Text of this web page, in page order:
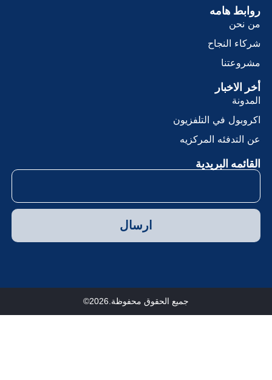
هامه
نحن
النجاح
الاخبار
في التلفزيون
التدفئه المركزيه
البريدية
ارسال
جميع الحقوق محفوظة.2026©